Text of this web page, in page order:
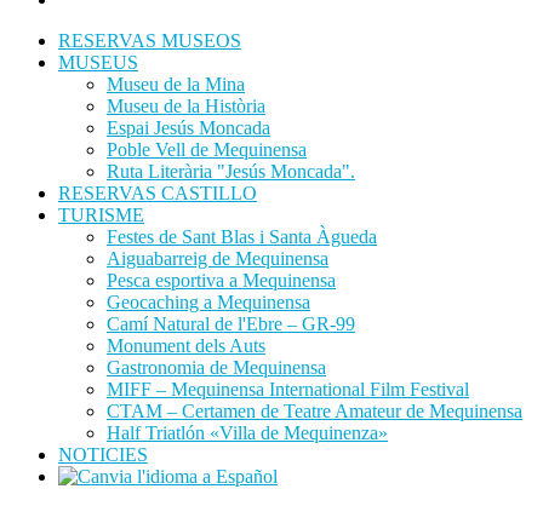
RESERVAS MUSEOS
MUSEUS
Museu de la Mina
Museu de la Història
Espai Jesús Moncada
Poble Vell de Mequinensa
Ruta Literària "Jesús Moncada".
RESERVAS CASTILLO
TURISME
Festes de Sant Blas i Santa Àgueda
Aiguabarreig de Mequinensa
Pesca esportiva a Mequinensa
Geocaching a Mequinensa
Camí Natural de l'Ebre – GR-99
Monument dels Auts
Gastronomia de Mequinensa
MIFF – Mequinensa International Film Festival
CTAM – Certamen de Teatre Amateur de Mequinensa
Half Triatlón «Villa de Mequinenza»
NOTICIES